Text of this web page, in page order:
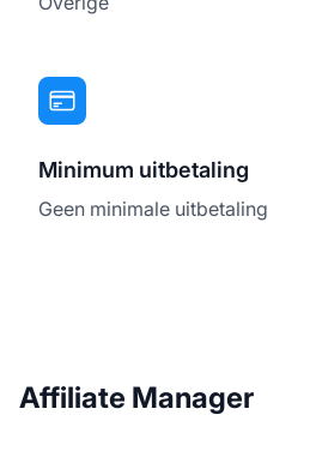
Minimum uitbetaling
Geen minimale uitbetaling
Affiliate Manager